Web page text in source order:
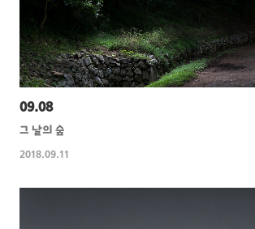
09.08
그 날의 숲
2018.09.11